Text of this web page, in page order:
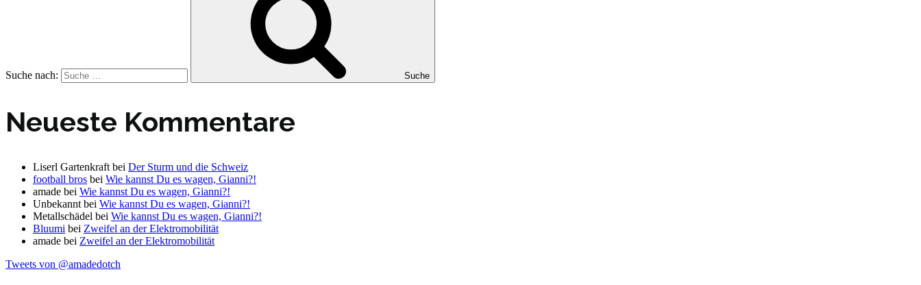
Suche nach: Suche
Neueste Kommentare
Liserl Gartenkraft bei Der Sturm und die Schweiz
football bros bei Wie kannst Du es wagen, Gianni?!
amade bei Wie kannst Du es wagen, Gianni?!
Unbekannt bei Wie kannst Du es wagen, Gianni?!
Metallschädel bei Wie kannst Du es wagen, Gianni?!
Bluumi bei Zweifel an der Elektromobilität
amade bei Zweifel an der Elektromobilität
Tweets von @amadedotch